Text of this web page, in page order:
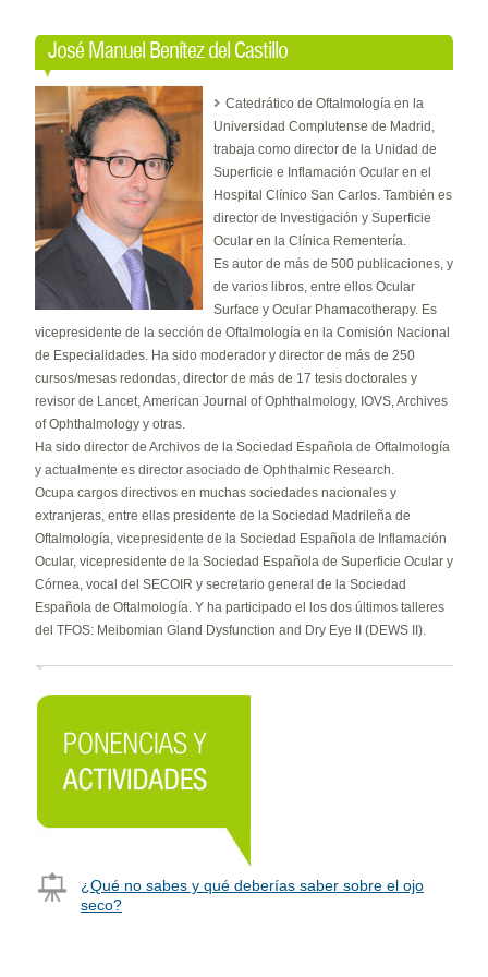
José Manuel Benítez del Castillo
Catedrático de Oftalmología en la
Universidad Complutense de Madrid,
trabaja como director de la Unidad de
Superficie e Inflamación Ocular en el
Hospital Clínico San Carlos. También es
director de Investigación y Superficie
Ocular en la Clínica Rementería.
Es autor de más de 500 publicaciones, y
de varios libros, entre ellos Ocular
Surface y Ocular Phamacotherapy. Es
vicepresidente de la sección de Oftalmología en la Comisión Nacional
de Especialidades. Ha sido moderador y director de más de 250
cursos/mesas redondas, director de más de 17 tesis doctorales y
revisor de Lancet, American Journal of Ophthalmology, IOVS, Archives
of Ophthalmology y otras.
Ha sido director de Archivos de la Sociedad Española de Oftalmología
y actualmente es director asociado de Ophthalmic Research.
Ocupa cargos directivos en muchas sociedades nacionales y
extranjeras, entre ellas presidente de la Sociedad Madrileña de
Oftalmología, vicepresidente de la Sociedad Española de Inflamación
Ocular, vicepresidente de la Sociedad Española de Superficie Ocular y
Córnea, vocal del SECOIR y secretario general de la Sociedad
Española de Oftalmología. Y ha participado el los dos últimos talleres
del TFOS: Meibomian Gland Dysfunction and Dry Eye II (DEWS II).
¿Qué no sabes y qué deberías saber sobre el ojo
seco?